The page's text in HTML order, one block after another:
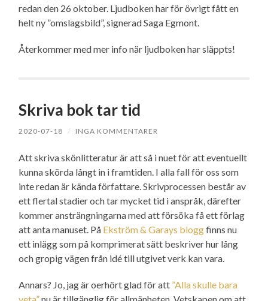
redan den 26 oktober. Ljudboken har för övrigt fått en
helt ny ”omslagsbild”, signerad Saga Egmont.
Återkommer med mer info när ljudboken har släppts!
Skriva bok tar tid
2020-07-18 / INGA KOMMENTARER
Att skriva skönlitteratur är att så i nuet för att eventuellt
kunna skörda långt in i framtiden. I alla fall för oss som
inte redan är kända författare. Skrivprocessen består av
ett flertal stadier och tar mycket tid i anspråk, därefter
kommer ansträngningarna med att försöka få ett förlag
att anta manuset. På Ekström & Garays bloggfinns nu
ett inlägg som på komprimerat sätt beskriver hur lång
och gropig vägen från idé till utgivet verk kan vara.
Annars? Jo, jag är oerhört glad för att ”Alla skulle bara
veta”nu är tillgänglig för allmänheten. Vetskapen om att